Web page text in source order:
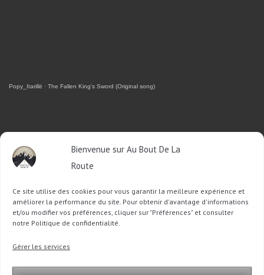
Bienvenue sur Au Bout De La
Route
Ce site utilise des cookies pour vous garantir la meilleure expérience et
améliorer la performance du site. Pour obtenir d'avantage d'informations
et/ou modifier vos préférences, cliquer sur "Préférences" et consulter
notre Politique de confidentialité.
Gérer les services
Popy_Itarillë · The Fallen King's Sword (Original song)
RETROUVEZ-MOI SUR FACEBOOK
OU SUR TWITTER
Follow @Sophie_ABDLRTweet to @Sophie_ABDLR